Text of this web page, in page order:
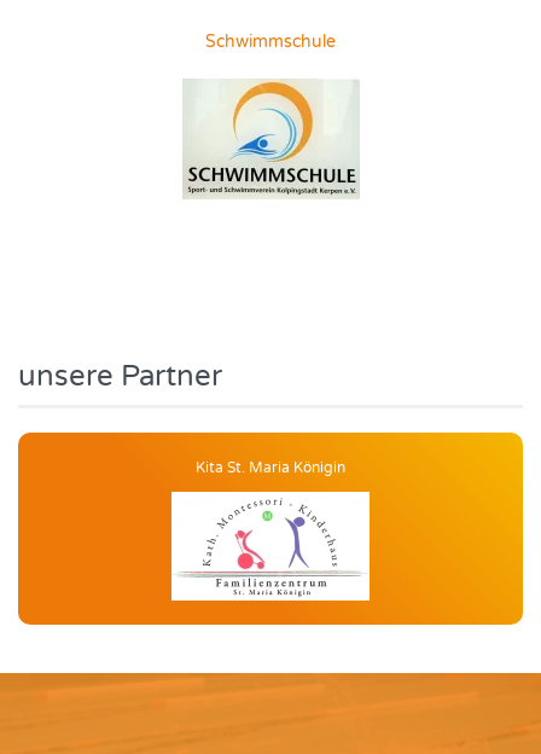
Schwimmschule
unsere Partner
Kita St. Maria Königin